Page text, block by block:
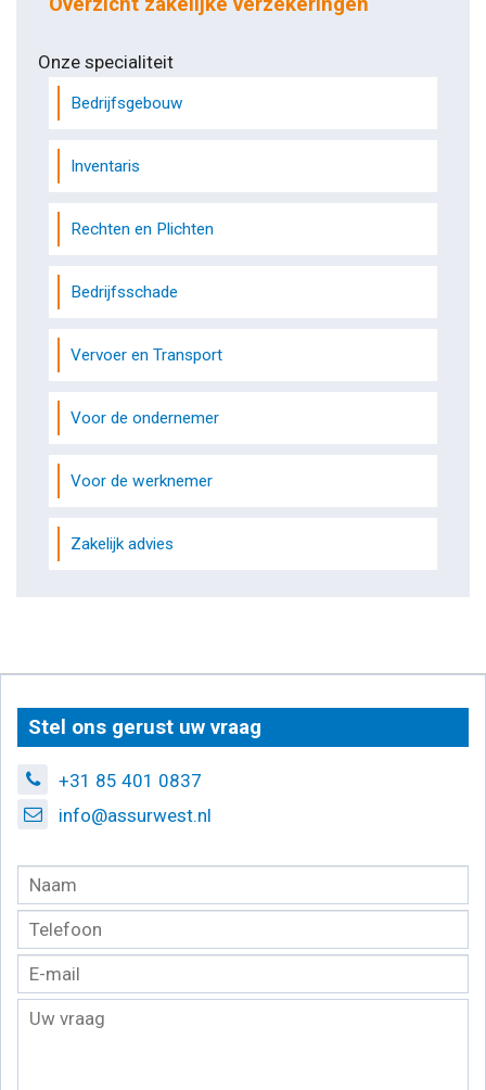
Overzicht zakelijke verzekeringen
Onze specialiteit
Bedrijfsgebouw
Inventaris
Rechten en Plichten
Bedrijfsschade
Vervoer en Transport
Voor de ondernemer
Voor de werknemer
Zakelijk advies
Stel ons gerust uw vraag
+31 85 401 0837
info@assurwest.nl